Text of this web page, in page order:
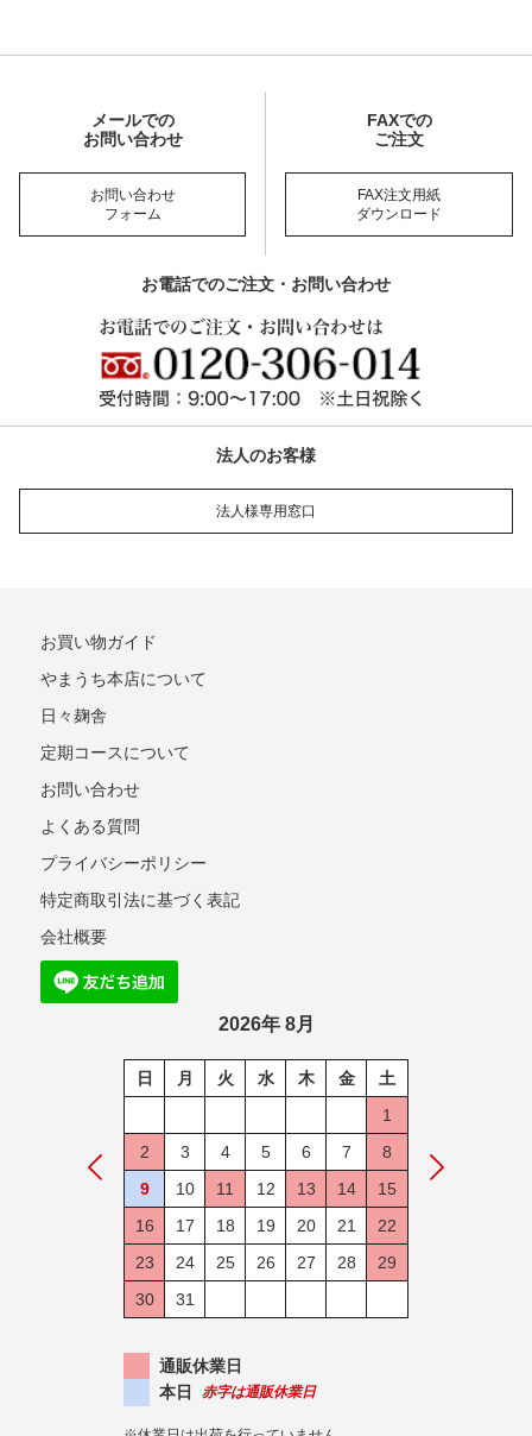
メールでの
お問い合わせ
お問い合わせ
フォーム
FAXでの
ご注文
FAX注文用紙
ダウンロード
お電話でのご注文・お問い合わせ
法人のお客様
法人様専用窓口
お買い物ガイド
やまうち本店について
日々麹舎
定期コースについて
お問い合わせ
よくある質問
プライバシーポリシー
特定商取引法に基づく表記
会社概要
2026年 8月
日 月 火 水 木 金
土
1
2
3 4 5 6 7
8
9
10 11 12 13 14
15
16
17 18 19 20 21
22
23
24 25 26 27 28
29
30
31
通販休業日
本日
赤字は通販休業日